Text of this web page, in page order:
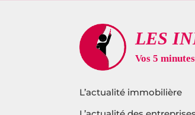
L’actualité immobilière